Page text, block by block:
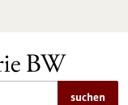
suchen